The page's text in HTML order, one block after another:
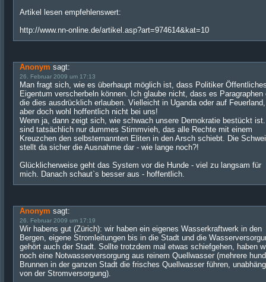
Artikel lesen empfehlenswert:
http://www.nn-online.de/artikel.asp?art=974614&kat=10
Anonym sagt:
26. Februar 2009 um 17:13
Man fragt sich, wie es überhaupt möglich ist, dass Politiker
Eigentum verscherbeln können. Ich glaube nicht, dass es Paragraphen
die dies ausdrücklich erlauben. Vielleicht in Uganda oder auf Feuerland,
aber doch wohl hoffentlich nicht bei uns!
Wenn ja, dann zeigt sich, wie schwach unsere Demokratie bestückt
sind tatsächlich nur dummes Stimmvieh, das alle Rechte mit einem
Kreuzchen den selbsternannten Eliten in den Arsch schiebt. Die
stellt da sicher die Ausnahme dar - wie lange noch?!
Glücklicherweise geht das System vor die Hunde - viel zu langsam für
mich. Danach schaut`s besser aus - hoffentlich.
Anonym sagt:
26. Februar 2009 um 17:19
Wir habens gut (Zürich): wir haben ein eigenes Wasserkraftwerk in den
Bergen, eigene Stromleitungen bis in die Stadt und die
gehört auch der Stadt. Sollte trotzdem mal etwas schiefgehen, haben
noch eine Notwasserversorgung aus reinem Quellwasser (mehrere
Brunnen in der ganzen Stadt die frisches Quellwasser führen,
von der Stromversorgung).